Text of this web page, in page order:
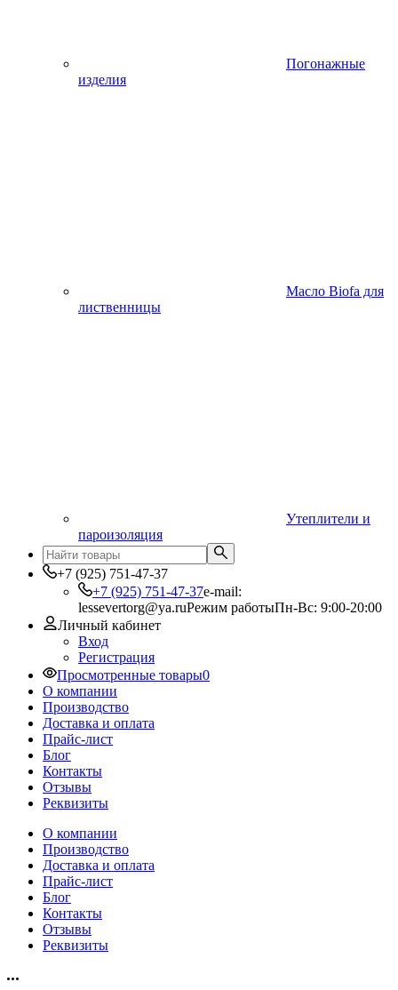
Погонажные
изделия
Масло Biofa для
лиственницы
Утеплители и
пароизоляция
+7 (925) 751-47-37
+7 (925) 751-47-37e-mail:
lessevertorg@ya.ruРежим работыПн-Вс: 9:00-20:00
Личный кабинет
Вход
Регистрация
Просмотренные товары0
О компании
Производство
Доставка и оплата
Прайс-лист
Блог
Контакты
Отзывы
Реквизиты
О компании
Производство
Доставка и оплата
Прайс-лист
Блог
Контакты
Отзывы
Реквизиты